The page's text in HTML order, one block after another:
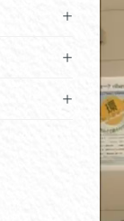
レ
ヤ
ー